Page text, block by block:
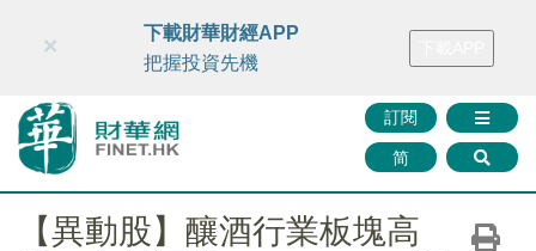
財華智庫網 FINTV FINMETA 財華證券 媒體矩陣
訂閱
简
×
下載財華財經APP
把握投資先機
【異動股】釀酒行業板塊高